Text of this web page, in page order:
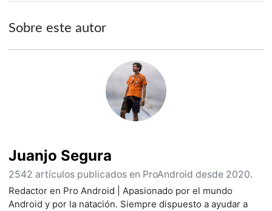
Sobre este autor
Juanjo Segura
2542 artículos publicados en ProAndroid desde 2020.
Redactor en Pro Android | Apasionado por el mundo
Android y por la natación. Siempre dispuesto a ayudar a